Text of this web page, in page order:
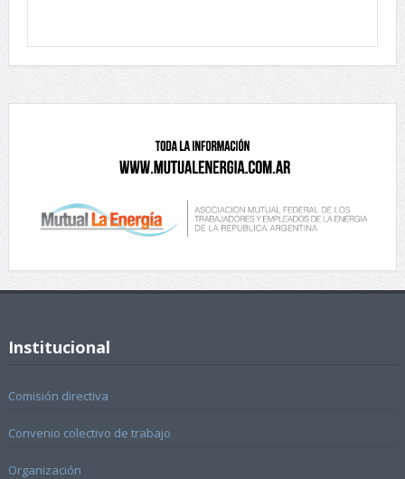
Institucional
Comisión directiva
Convenio colectivo de trabajo
Organización